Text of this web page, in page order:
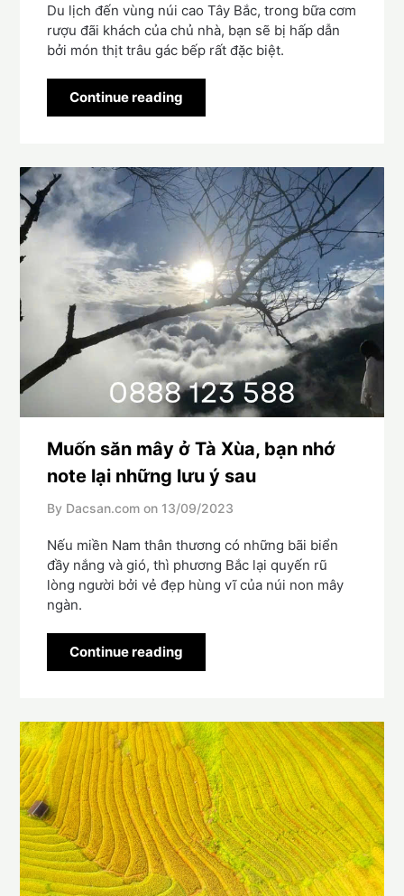
Du lịch đến vùng núi cao Tây Bắc, trong bữa cơm
rượu đãi khách của chủ nhà, bạn sẽ bị hấp dẫn
bởi món thịt trâu gác bếp rất đặc biệt.
Continue reading
Muốn săn mây ở Tà Xùa, bạn nhớ
note lại những lưu ý sau
By Dacsan.com on 13/09/2023
Nếu miền Nam thân thương có những bãi biển
đầy nắng và gió, thì phương Bắc lại quyến rũ
lòng người bởi vẻ đẹp hùng vĩ của núi non mây
ngàn.
Continue reading